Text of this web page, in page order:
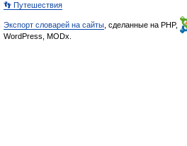
👣 Путешествия
Экспорт словарей на сайты , сделанные на PHP,
WordPress, MODx.